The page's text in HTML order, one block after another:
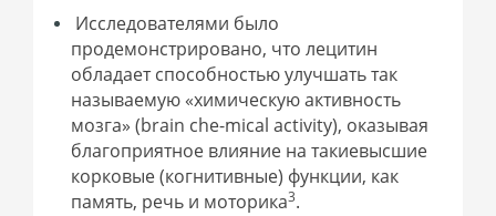
Исследователями было
продемонстрировано, что лецитин
обладает способностью улучшать так
называемую «химическую активность
мозга» (brain che-mical activity), оказывая
благоприятное влияние на такиевысшие
корковые (когнитивные) функции, как
память, речь и моторика3.